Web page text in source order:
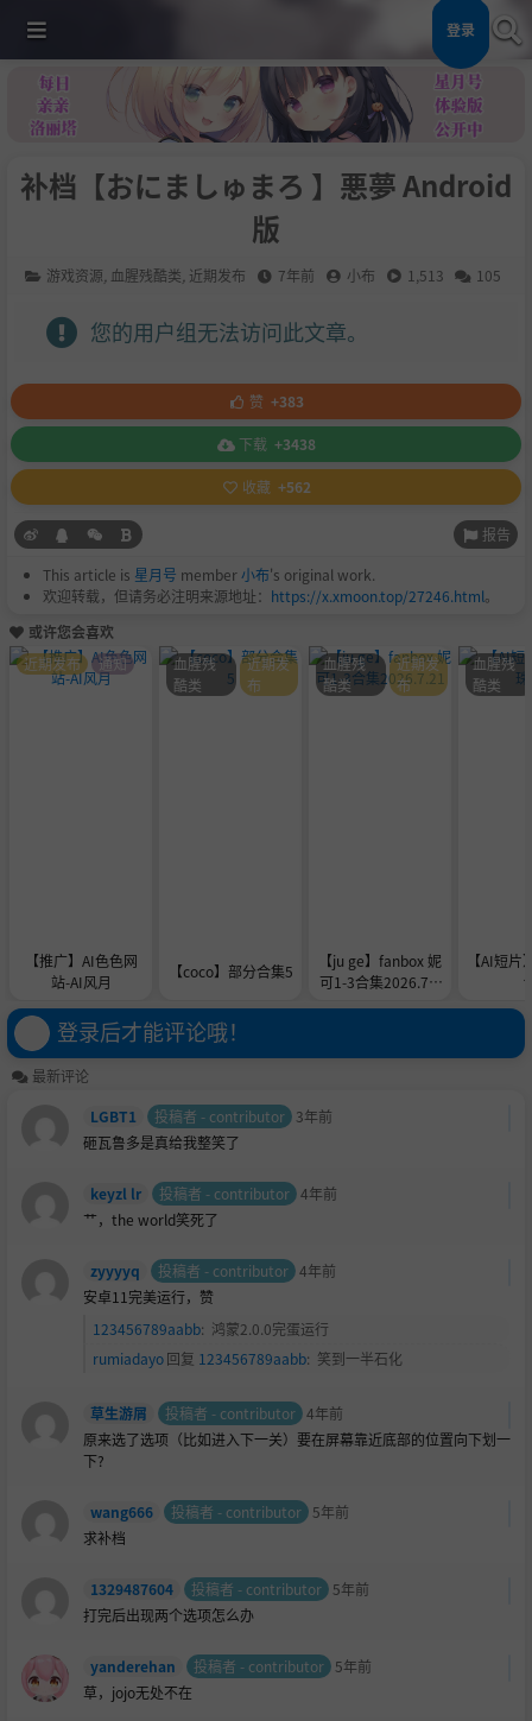
登录
补档【おにましゅまろ 】悪夢 Android
版
游戏资源 血腥残酷类 近期发布 7年前 小布 1,513 105
您的用户组无法访问此文章。
赞 +383
下载 +3438
收藏 +562
报告
This article is 星月号 member小布's original work.
欢迎转载，但请务必注明来源地址： https://x.xmoon.top/27246.html。
或许您会喜欢
【推广】AI色色网
站-AI风月
近期发布 通知
【coco】部分合集5
血腥残
酷类
近期发
布
【ju ge】fanbox 妮
可1-3合集2026.7.2
血腥残
酷类
近期发
布
【AI短片
血腥残
酷类
登录后才能评论哦！
最新评论
LGBT1
投稿者 - contributor 3年前
砸瓦鲁多是真给我整笑了
keyzl lr 投稿者 - contributor 4年前
艹，the world笑死了
zyyyyq 投稿者 - contributor 4年前
安卓11完美运行，赞
123456789aabb: 鸿蒙2.0.0完蛋运行
rumiadayo回复 123456789aabb: 笑到一半石化
草生游屑 投稿者 - contributor 4年前
原来选了选项（比如进入下一关）要在屏幕靠近底部的位置向下划一
下?
wang666 投稿者 - contributor 5年前
求补档
1329487604 投稿者 - contributor 5年前
打完后出现两个选项怎么办
yanderehan 投稿者 - contributor 5年前
草，jojo无处不在